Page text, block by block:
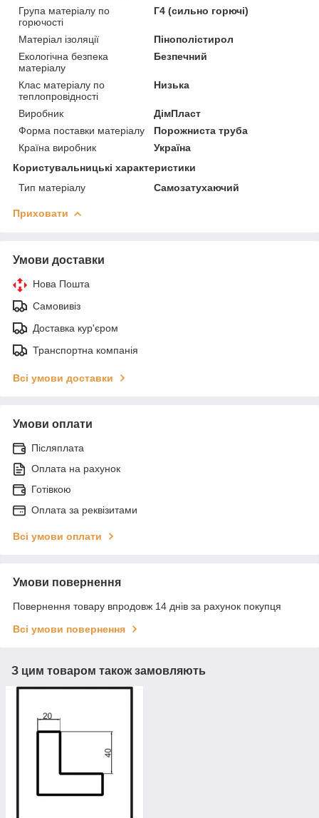
Група матеріалу по
горючості
Г4 (сильно горючі)
Матеріал ізоляції
Пінополістирол
Екологічна безпека
матеріалу
Безпечний
Клас матеріалу по
теплопровідності
Низька
Виробник
ДімПласт
Форма поставки матеріалу
Порожниста труба
Країна виробник
Україна
Користувальницькі характеристики
Тип матеріалу
Самозатухаючий
Приховати
Умови доставки
Нова Пошта
Самовивіз
Доставка кур'єром
Транспортна компанія
Всі умови доставки
Умови оплати
Післяплата
Оплата на рахунок
Готівкою
Оплата за реквізитами
Всі умови оплати
Умови повернення
Повернення товару впродовж 14 днів за рахунок покупця
Всі умови повернення
З цим товаром також замовляють